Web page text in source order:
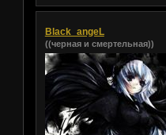
Black_angeL
((черная и смертельная))